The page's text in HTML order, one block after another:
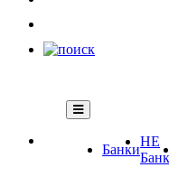
Банки
НЕ